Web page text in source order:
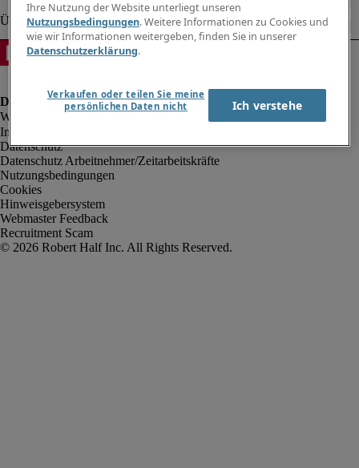
Impressum
Datenschutz
Datenschutz Arbeitnehmer/Zeitarbeitskräfte
Nutzungsbedingungen
Cookies
Hinweisgebersystem
Webmaster Feedback
Recruitment Scam
Ihre Nutzung der Website unterliegt unseren
Nutzungsbedingungen. Weitere Informationen zu Cookies und
wie wir Informationen weitergeben, finden Sie in unserer
Datenschutzerklärung.
Verkaufen oder teilen Sie meine
persönlichen Daten nicht
Ich verstehe